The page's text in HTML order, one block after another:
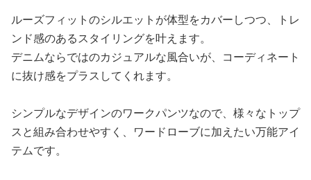
ルーズフィットのシルエットが体型をカバーしつつ、トレ
ンド感のあるスタイリングを叶えます。
デニムならではのカジュアルな風合いが、コーディネート
に抜け感をプラスしてくれます。
シンプルなデザインのワークパンツなので、様々なトップ
スと組み合わせやすく、ワードローブに加えたい万能アイ
テムです。